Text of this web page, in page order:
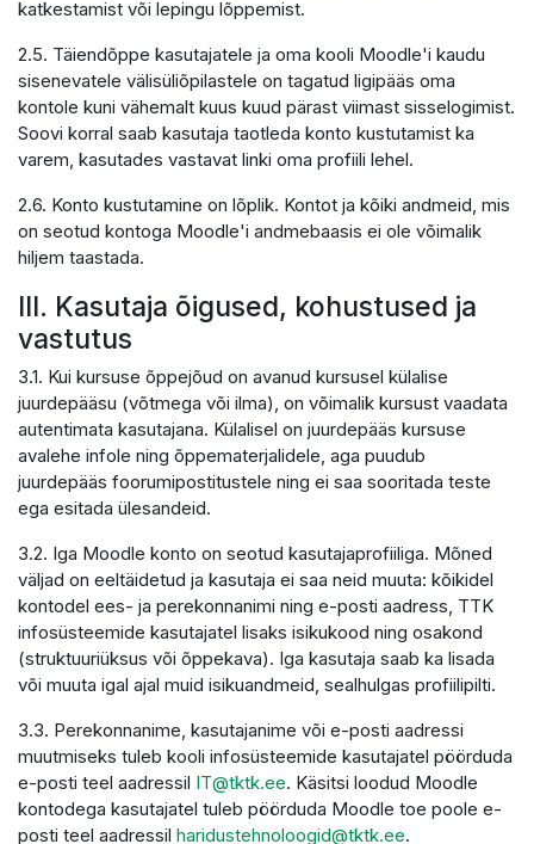
katkestamist või lepingu lõppemist.
2.5. Täiendõppe kasutajatele ja oma kooli Moodle'i kaudu
sisenevatele välisüliõpilastele on tagatud ligipääs oma
kontole kuni vähemalt kuus kuud pärast viimast sisselogimist.
Soovi korral saab kasutaja taotleda konto kustutamist ka
varem, kasutades vastavat linki oma profiili lehel.
2.6. Konto kustutamine on lõplik. Kontot ja kõiki andmeid, mis
on seotud kontoga Moodle'i andmebaasis ei ole võimalik
hiljem taastada.
III. Kasutaja õigused, kohustused ja
vastutus
3.1. Kui kursuse õppejõud on avanud kursusel külalise
juurdepääsu (võtmega või ilma), on võimalik kursust vaadata
autentimata kasutajana. Külalisel on juurdepääs kursuse
avalehe infole ning õppematerjalidele, aga puudub
juurdepääs foorumipostitustele ning ei saa sooritada teste
ega esitada ülesandeid.
3.2. Iga Moodle konto on seotud kasutajaprofiiliga. Mõned
väljad on eeltäidetud ja kasutaja ei saa neid muuta: kõikidel
kontodel ees- ja perekonnanimi ning e-posti aadress, TTK
infosüsteemide kasutajatel lisaks isikukood ning osakond
(struktuuriüksus või õppekava). Iga kasutaja saab ka lisada
või muuta igal ajal muid isikuandmeid, sealhulgas profiilipilti.
3.3. Perekonnanime, kasutajanime või e-posti aadressi
muutmiseks tuleb kooli infosüsteemide kasutajatel pöörduda
e-posti teel aadressil IT@tktk.ee. Käsitsi loodud Moodle
kontodega kasutajatel tuleb pöörduda Moodle toe poole e-
posti teel aadressil haridustehnoloogid@tktk.ee.